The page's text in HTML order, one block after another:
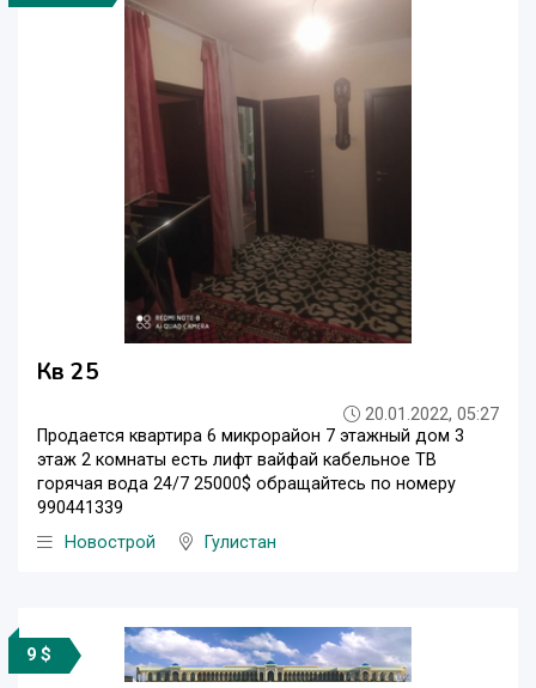
Кв 25
20.01.2022, 05:27
Продается квартира 6 микрорайон 7 этажный дом 3
этаж 2 комнаты есть лифт вайфай кабельное ТВ
горячая вода 24/7 25000$ обращайтесь по номеру
990441339
Новострой
Гулистан
9 $